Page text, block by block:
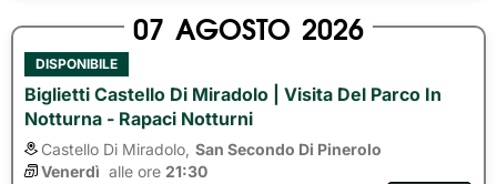
07 AGOSTO 2026
DISPONIBILE
Biglietti Castello Di Miradolo | Visita Del Parco In
Notturna - Rapaci Notturni
Castello Di Miradolo, San Secondo Di Pinerolo
Venerdì alle ore 21:30